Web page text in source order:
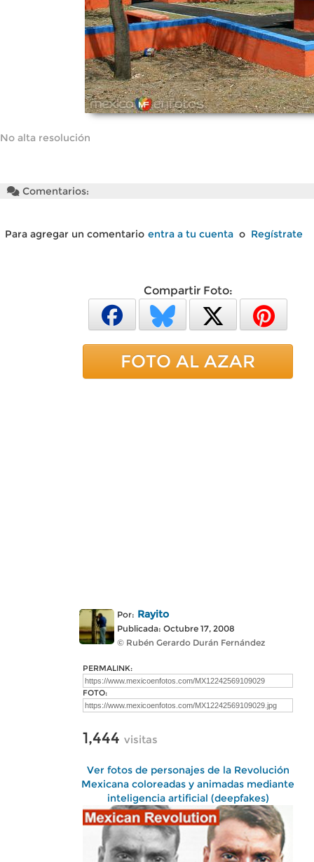
No alta resolución
Comentarios:
Para agregar un comentario entra a tu cuenta o Regístrate
Compartir Foto:
FOTO AL AZAR
Por: Rayito
Publicada: Octubre 17, 2008
© Rubén Gerardo Durán Fernández
PERMALINK:
FOTO:
1,444 visitas
Ver fotos de personajes de la Revolución
Mexicana coloreadas y animadas mediante
inteligencia artificial (deepfakes)